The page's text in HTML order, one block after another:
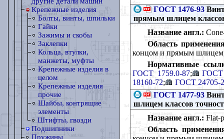
Крепежные изделия
Болты, винты, шпильки
Гайки
Зажимы и скобы
Заклепки
Кольца, втулки,
манжеты, муфты
Крепежные изделия в
целом
Крепежные изделия
прочие
Шайбы, контрящие
элементы
Штифты, гвозди
Подшипники
Пружины
ГОСТ 1476-93
прямым шлицем
Название англ.:
Область
концом и прямым
Нормативные
ГОСТ 1759.0-87;
ГОСТ
18160-72;
ГОСТ 24705-
ГОСТ 1477-93
шлицем классов
Название англ.: Flat-
Область